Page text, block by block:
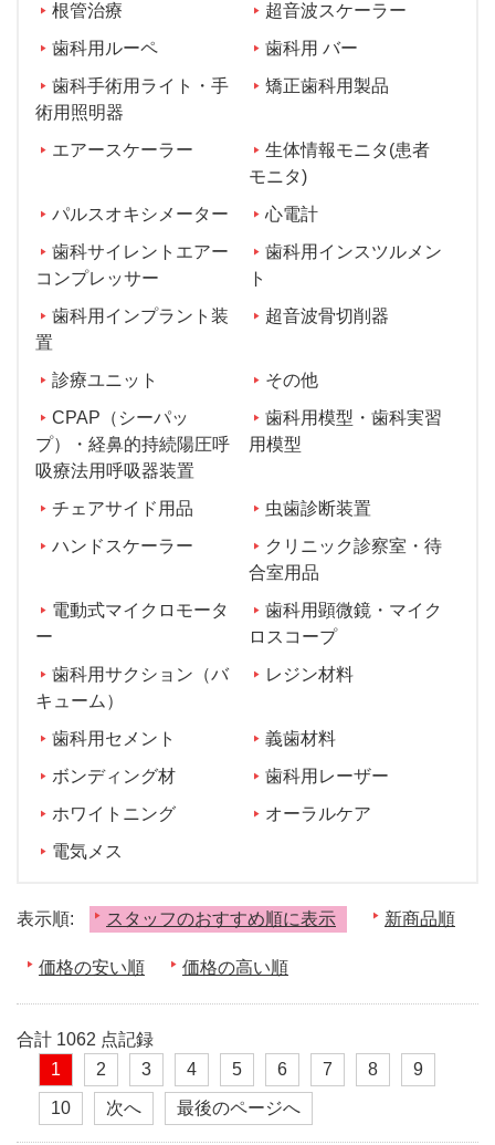
根管治療
超音波スケーラー
歯科用ルーペ
歯科用 バー
歯科手術用ライト・手
術用照明器
矯正歯科用製品
エアースケーラー
生体情報モニタ(患者
モニタ)
パルスオキシメーター
心電計
歯科サイレントエアー
コンプレッサー
歯科用インスツルメン
ト
歯科用インプラント装
置
超音波骨切削器
診療ユニット
その他
CPAP（シーパッ
プ）・経鼻的持続陽圧呼
吸療法用呼吸器装置
歯科用模型・歯科実習
用模型
チェアサイド用品
虫歯診断装置
ハンドスケーラー
クリニック診察室・待
合室用品
電動式マイクロモータ
ー
歯科用顕微鏡・マイク
ロスコープ
歯科用サクション（バ
キューム）
レジン材料
歯科用セメント
義歯材料
ボンディング材
歯科用レーザー
ホワイトニング
オーラルケア
電気メス
表示順: スタッフのおすすめ順に表示 新商品順
価格の安い順 価格の高い順
合計 1062 点記録
1
2 3 4 5 6 7 8 9
10 次へ 最後のページへ